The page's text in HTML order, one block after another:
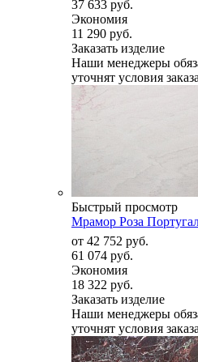
37 633 руб.
Экономия
11 290 руб.
Заказать изделие
Наши менеджеры
уточнят условия заказа
Быстрый просмотр
Мрамор Роза
от 42 752 руб.
61 074 руб.
Экономия
18 322 руб.
Заказать изделие
Наши менеджеры
уточнят условия заказа